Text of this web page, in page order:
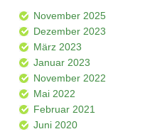
November 2025
Dezember 2023
März 2023
Januar 2023
November 2022
Mai 2022
Februar 2021
Juni 2020